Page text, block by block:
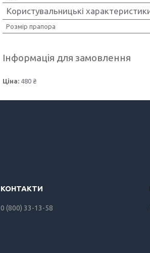
Користувальницькі
Розмір прапора
Інформація для замовлення
Ціна: 480 ₴
0 (800) 33-13-58